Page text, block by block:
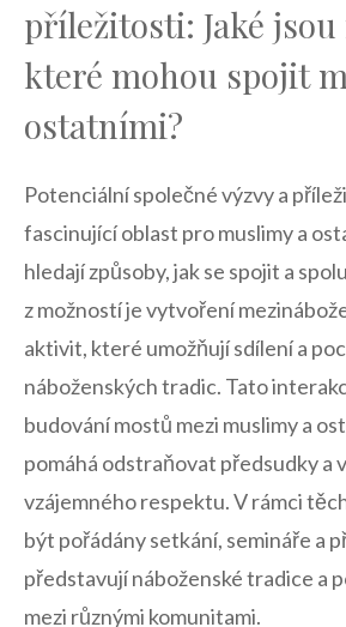
⁤příležitosti: Jaké
které mohou spojit​
ostatními?
Potenciální společné výzvy a
fascinující oblast ​pro⁣ muslimy a
hledají⁢ způsoby, jak se spojit a
z ​možností je vytvoření
aktivit, které⁣ umožňují sdílení‌ a⁤
náboženských tradic. Tato
budování ​mostů⁣ mezi ‍muslimy a⁤
pomáhá odstraňovat ‍předsudky
vzájemného respektu. V rámci
být pořádány setkání,‍ semináře a
představují⁤ náboženské tradice a
mezi různými komunitami.